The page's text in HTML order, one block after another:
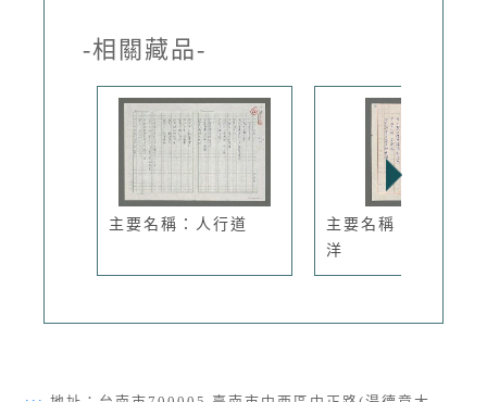
-相關藏品-
主要名稱：人行道
主要名稱：夜眺太平
洋